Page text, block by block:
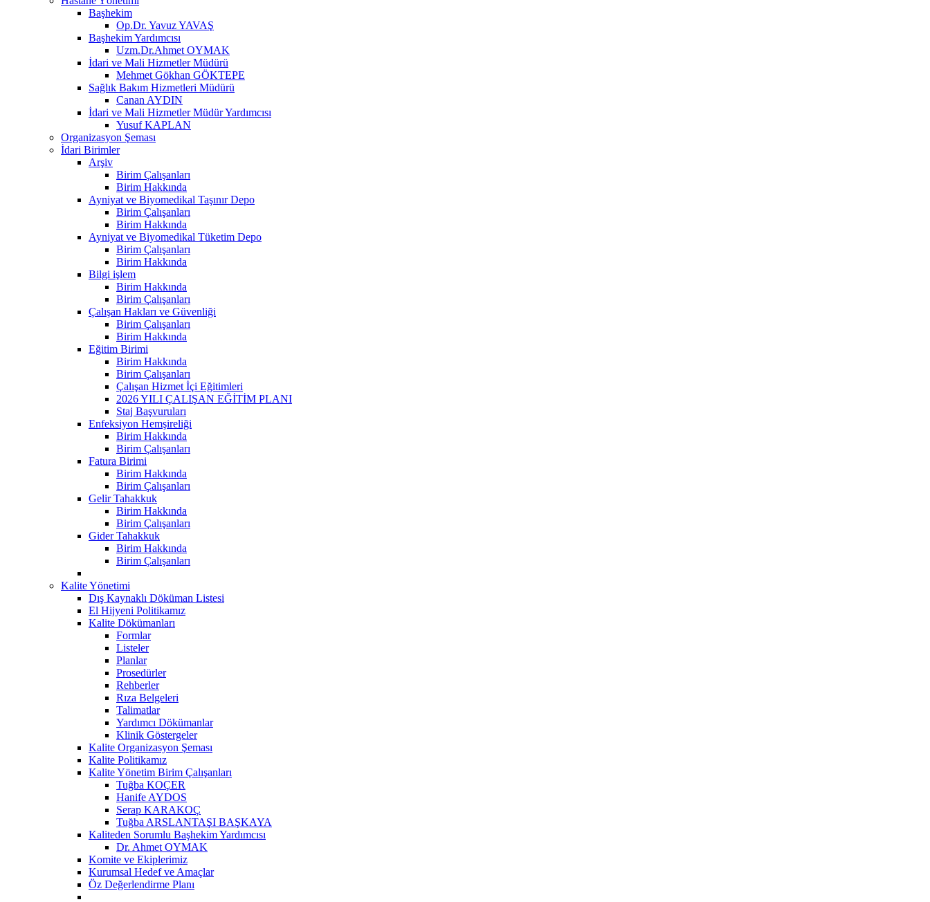
Başhekim
Op.Dr. Yavuz YAVAŞ
Başhekim Yardımcısı
Uzm.Dr.Ahmet OYMAK
İdari ve Mali Hizmetler Müdürü
Mehmet Gökhan GÖKTEPE
Sağlık Bakım Hizmetleri Müdürü
Canan AYDIN
İdari ve Mali Hizmetler Müdür Yardımcısı
Yusuf KAPLAN
Organizasyon Şeması
İdari Birimler
Arşiv
Birim Çalışanları
Birim Hakkında
Ayniyat ve Biyomedikal Taşınır Depo
Birim Çalışanları
Birim Hakkında
Ayniyat ve Biyomedikal Tüketim Depo
Birim Çalışanları
Birim Hakkında
Bilgi işlem
Birim Hakkında
Birim Çalışanları
Çalışan Hakları ve Güvenliği
Birim Çalışanları
Birim Hakkında
Eğitim Birimi
Birim Hakkında
Birim Çalışanları
Çalışan Hizmet İçi Eğitimleri
2026 YILI ÇALIŞAN EĞİTİM PLANI
Staj Başvuruları
Enfeksiyon Hemşireliği
Birim Hakkında
Birim Çalışanları
Fatura Birimi
Birim Hakkında
Birim Çalışanları
Gelir Tahakkuk
Birim Hakkında
Birim Çalışanları
Gider Tahakkuk
Birim Hakkında
Birim Çalışanları
Kalite Yönetimi
Dış Kaynaklı Döküman Listesi
El Hijyeni Politikamız
Kalite Dökümanları
Formlar
Listeler
Planlar
Prosedürler
Rehberler
Rıza Belgeleri
Talimatlar
Yardımcı Dökümanlar
Klinik Göstergeler
Kalite Organizasyon Şeması
Kalite Politikamız
Kalite Yönetim Birim Çalışanları
Tuğba KOÇER
Hanife AYDOS
Serap KARAKOÇ
Tuğba ARSLANTAŞI BAŞKAYA
Kaliteden Sorumlu Başhekim Yardımcısı
Dr. Ahmet OYMAK
Komite ve Ekiplerimiz
Kurumsal Hedef ve Amaçlar
Öz Değerlendirme Planı